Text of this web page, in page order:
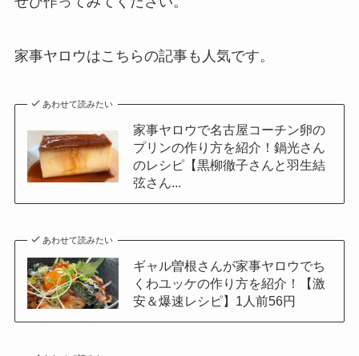
家事ヤロウはこちらの記事も人気です。
あわせて読みたい
家事ヤロウで名古屋コーチン卵の
プリンの作り方を紹介！鍋光さん
のレシピ【黒柳徹子さんと羽生結
弦さん...
あわせて読みたい
ギャル曽根さんが家事ヤロウでち
くわユッケの作り方を紹介！【激
安＆爆速レシピ】1人前56円